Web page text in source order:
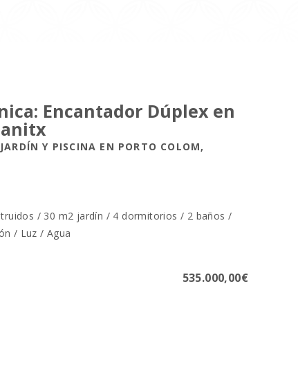
Encantador Dúplex en
Y PISCINA EN PORTO COLOM,
/ 30 m2 jardín / 4 dormitorios / 2 baños /
/ Luz / Agua
535.000,00€